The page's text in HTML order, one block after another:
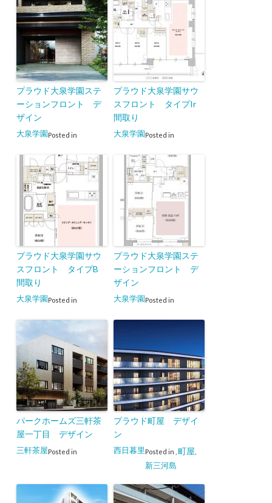
プラウド大泉学園ステ
ーションフロント デ
ザイン
Posted in
大泉学園
プラウド大泉学園サウ
スフロント タイプIr
間取り
Posted in
大泉学園
プラウド大泉学園サウ
スフロント タイプB
間取り
Posted in
大泉学園
プラウド大泉学園ステ
ーションフロント デ
ザイン
Posted in
大泉学園
パークホームズ三軒茶
屋一丁目 デザイン
Posted in
三軒茶屋
プラウド町屋 デザイ
ン
Posted in
西日暮里 町屋
新三河島